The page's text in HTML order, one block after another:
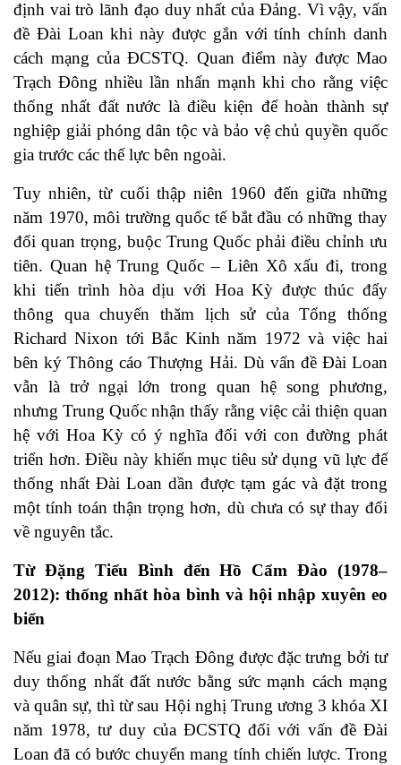
định vai trò lãnh đạo duy nhất của Đảng. Vì vậy, vấn
đề Đài Loan khi này được gắn với tính chính danh
cách mạng của ĐCSTQ. Quan điểm này được Mao
Trạch Đông nhiều lần nhấn mạnh khi cho rằng việc
thống nhất đất nước là điều kiện để hoàn thành sự
nghiệp giải phóng dân tộc và bảo vệ chủ quyền quốc
gia trước các thế lực bên ngoài.
Tuy nhiên, từ cuối thập niên 1960 đến giữa những
năm 1970, môi trường quốc tế bắt đầu có những thay
đổi quan trọng, buộc Trung Quốc phải điều chỉnh ưu
tiên. Quan hệ Trung Quốc – Liên Xô xấu đi, trong
khi tiến trình hòa dịu với Hoa Kỳ được thúc đẩy
thông qua chuyến thăm lịch sử của Tổng thống
Richard Nixon tới Bắc Kinh năm 1972 và việc hai
bên ký Thông cáo Thượng Hải. Dù vấn đề Đài Loan
vẫn là trở ngại lớn trong quan hệ song phương,
nhưng Trung Quốc nhận thấy rằng việc cải thiện quan
hệ với Hoa Kỳ có ý nghĩa đối với con đường phát
triển hơn. Điều này khiến mục tiêu sử dụng vũ lực để
thống nhất Đài Loan dần được tạm gác và đặt trong
một tính toán thận trọng hơn, dù chưa có sự thay đổi
về nguyên tắc.
Từ Đặng Tiểu Bình đến Hồ Cẩm Đào (1978–
2012): thống nhất hòa bình và hội nhập xuyên eo
biển
Nếu giai đoạn Mao Trạch Đông được đặc trưng bởi tư
duy thống nhất đất nước bằng sức mạnh cách mạng
và quân sự, thì từ sau Hội nghị Trung ương 3 khóa XI
năm 1978, tư duy của ĐCSTQ đối với vấn đề Đài
Loan đã có bước chuyển mang tính chiến lược. Trong